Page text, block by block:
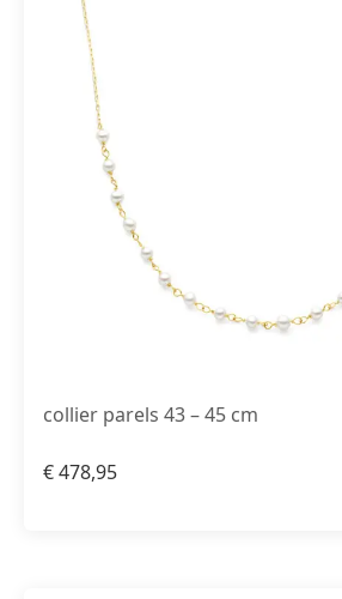
collier parels 43 – 45 cm
€478,95